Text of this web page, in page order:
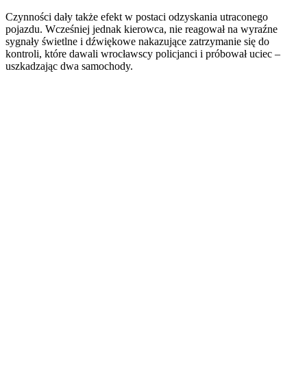
Czynności dały także efekt w postaci odzyskania utraconego
pojazdu. Wcześniej jednak kierowca, nie reagował na wyraźne
sygnały świetlne i dźwiękowe nakazujące zatrzymanie się do
kontroli, które dawali wrocławscy policjanci i próbował uciec –
uszkadzając dwa samochody.